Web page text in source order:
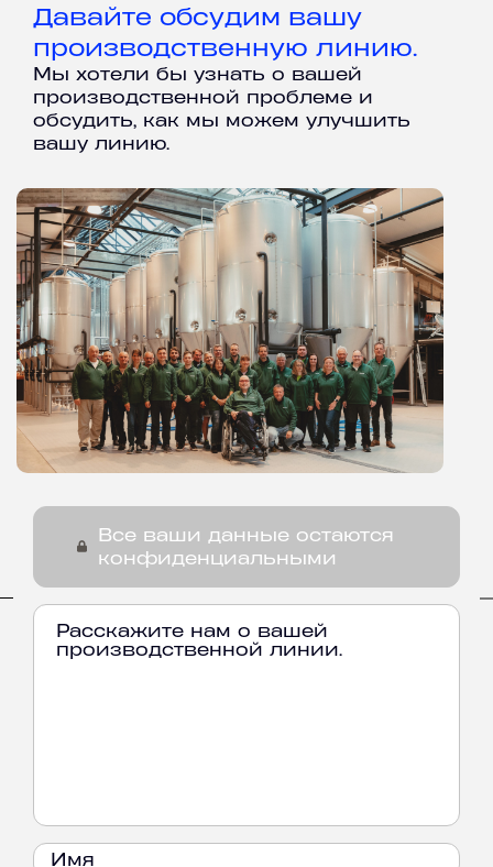
Давайте обсудим вашу
производственную линию.
Мы хотели бы узнать о вашей
производственной проблеме и
обсудить, как мы можем улучшить
вашу линию.
Все ваши данные остаются
конфиденциальными